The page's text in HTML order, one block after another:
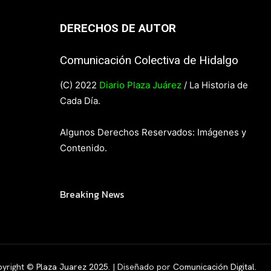
DERECHOS DE AUTOR
Comunicación Colectiva de Hidalgo
(C) 2022 Diario Plaza Juárez / La Historia de
Cada Día.
Algunos Derechos Reservados: Imágenes y
Contenido.
Breaking News
© Plaza Juarez 2025. | Diseñado por Comunicación Digital.